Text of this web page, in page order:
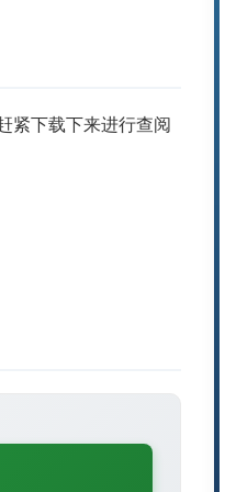
紧下载下来进行查阅